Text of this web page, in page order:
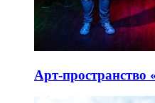
Арт-пространство